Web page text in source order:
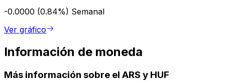
-0.0000 (0.84%) Semanal
Ver gráfico
Información de moneda
Más información sobre el ARS y HUF